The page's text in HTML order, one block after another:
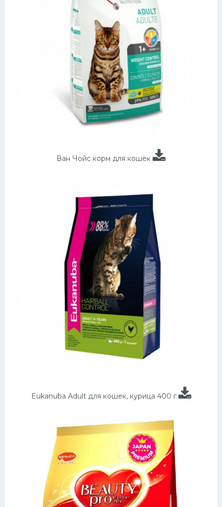
Ван Чойс корм для кошек
Eukanuba Adult для кошек, курица 400 г